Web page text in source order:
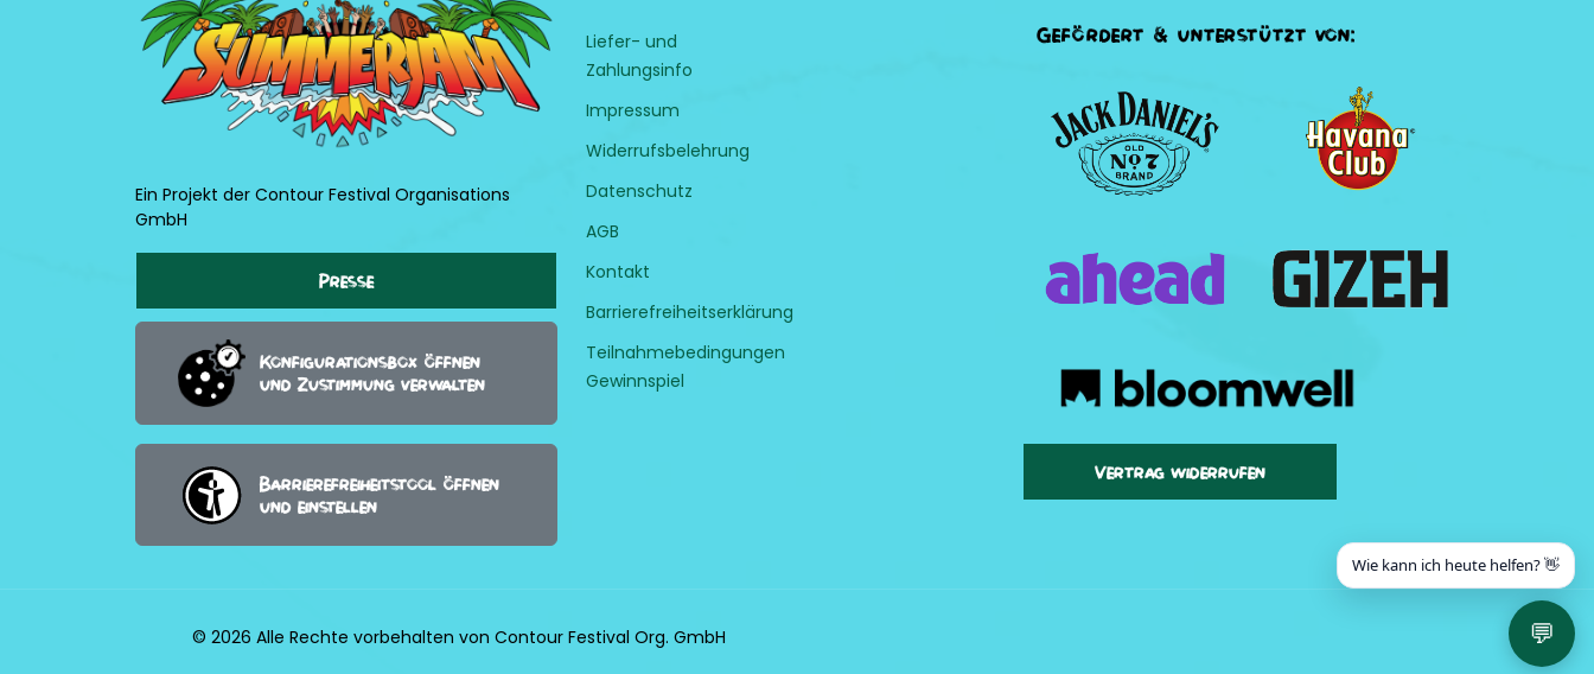
Ein Projekt der Contour Festival Organisations
GmbH
Presse
Konfigurationsbox öffnen
und Zustimmung verwalten
Barrierefreiheitstool öffnen
und einstellen
Liefer- und
Zahlungsinfo
Impressum
Widerrufsbelehrung
Datenschutz
AGB
Kontakt
Barrierefreiheitserklärung
Teilnahmebedingungen
Gewinnspiel
Gefördert & unterstützt von:
Vertrag widerrufen
© 2026 Alle Rechte vorbehalten von Contour Festival Org. GmbH 💬
Wie kann ich heute helfen? 👋